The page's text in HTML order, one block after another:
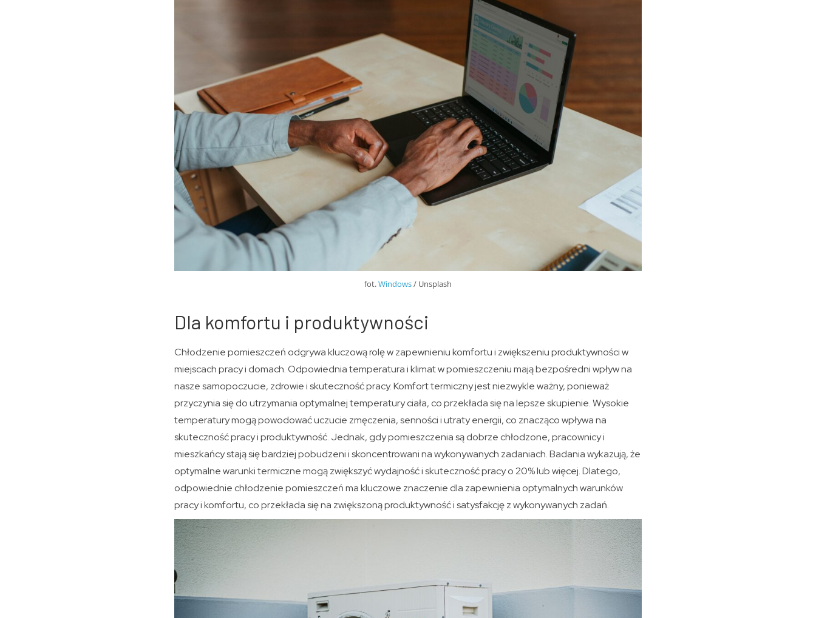
fot.Windows/ Unsplash
Dla komfortu i produktywności
Chłodzenie pomieszczeń odgrywa kluczową rolę w zapewnieniu komfortu i zwiększeniu produktywności w
miejscach pracy i domach. Odpowiednia temperatura i klimat w pomieszczeniu mają bezpośredni wpływ na
nasze samopoczucie, zdrowie i skuteczność pracy. Komfort termiczny jest niezwykle ważny, ponieważ
przyczynia się do utrzymania optymalnej temperatury ciała, co przekłada się na lepsze skupienie. Wysokie
temperatury mogą powodować uczucie zmęczenia, senności i utraty energii, co znacząco wpływa na
skuteczność pracy i produktywność. Jednak, gdy pomieszczenia są dobrze chłodzone, pracownicy i
mieszkańcy stają się bardziej pobudzeni i skoncentrowani na wykonywanych zadaniach. Badania wykazują, że
optymalne warunki termiczne mogą zwiększyć wydajność i skuteczność pracy o 20% lub więcej. Dlatego,
odpowiednie chłodzenie pomieszczeń ma kluczowe znaczenie dla zapewnienia optymalnych warunków
pracy i komfortu, co przekłada się na zwiększoną produktywność i satysfakcję z wykonywanych zadań.